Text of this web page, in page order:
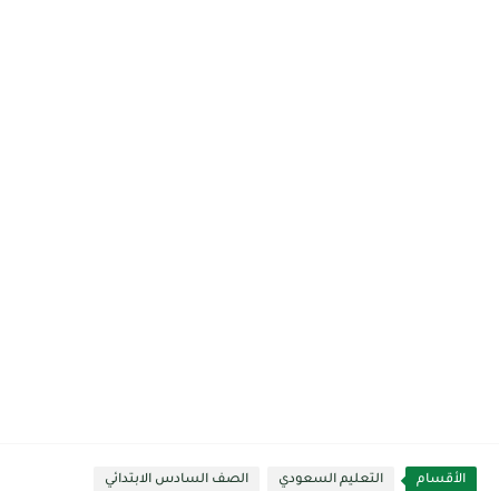
الأقسام التعليم السعودي الصف السادس الابتدائي